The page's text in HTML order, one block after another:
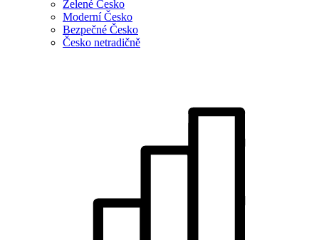
Zelené Česko
Moderní Česko
Bezpečné Česko
Česko netradičně